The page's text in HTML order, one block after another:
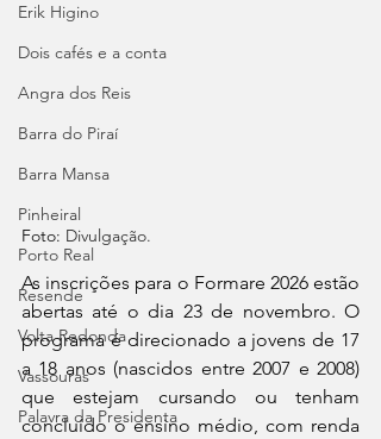
Erik Higino
Dois cafés e a conta
Angra dos Reis
Barra do Piraí
Barra Mansa
Pinheiral
Porto Real
Resende
Volta Redonda
Vassouras
Palavra da Presidenta
Foto: Divulgação.
As inscrições para o Formare 2026 estão
abertas até o dia 23 de novembro. O
programa é direcionado a jovens de 17
a 18 anos (nascidos entre 2007 e 2008)
que estejam cursando ou tenham
concluído o ensino médio, com renda